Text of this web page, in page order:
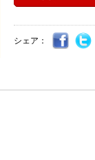
シェア：